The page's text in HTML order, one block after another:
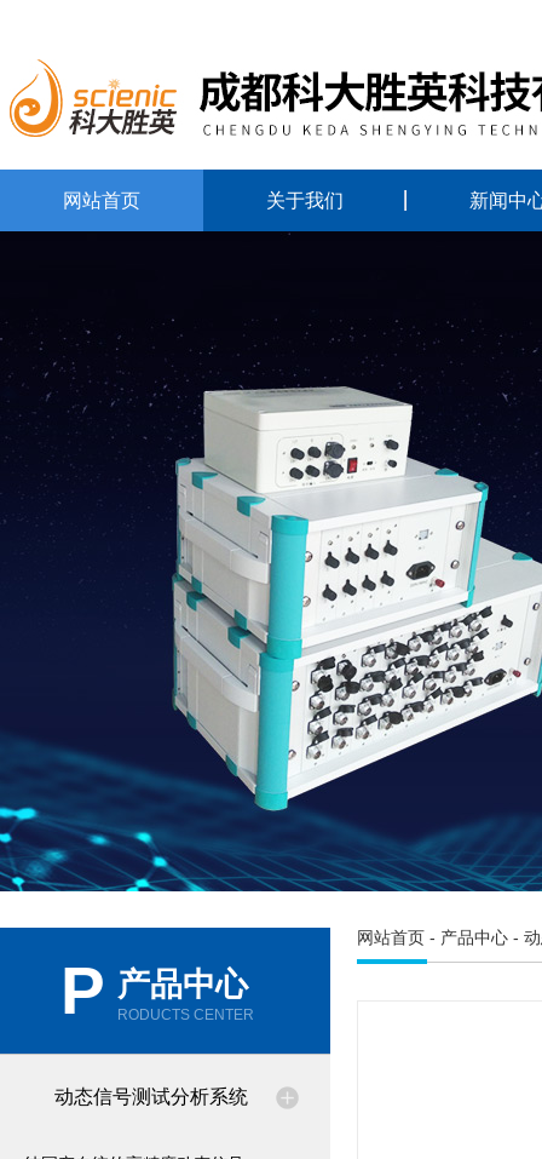
网站首页 关于我们 新闻中
P 产品中心
RODUCTS CENTER
动态信号测试分析系统
网站首页 - 产品中心 -